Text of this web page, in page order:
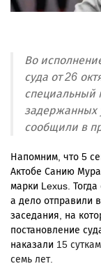
Во
суда от 26
специальный
задержанных
сообщили в
Напомним, что 5
Актобе Санию
марки Lexus.
а дело отправили
заседания, на
постановление
наказали 15
семь лет.